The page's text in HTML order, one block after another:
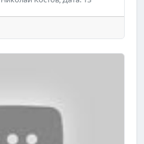
; Следете за
на "Академията на